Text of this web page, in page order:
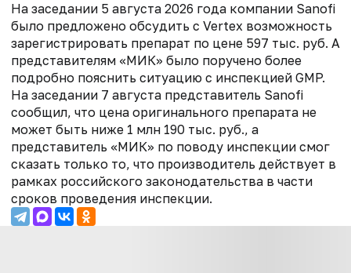
На заседании 5 августа 2026 года компании Sanofi
было предложено обсудить с Vertex возможность
зарегистрировать препарат по цене 597 тыс. руб. А
представителям «МИК» было поручено более
подробно пояснить ситуацию с инспекцией GMP.
На заседании 7 августа представитель Sanofi
сообщил, что цена оригинального препарата не
может быть ниже 1 млн 190 тыс. руб., а
представитель «МИК» по поводу инспекции смог
сказать только то, что производитель действует в
рамках российского законодательства в части
сроков проведения инспекции.